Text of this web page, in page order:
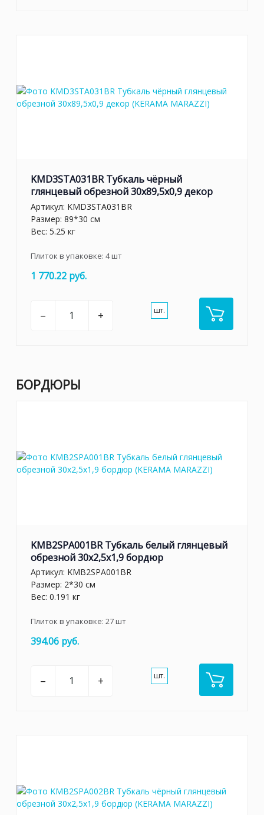
KMD3STA031BR Тубкаль чёрный
глянцевый обрезной 30x89,5x0,9 декор
Артикул: KMD3STA031BR
Размер: 89*30 см
Вес: 5.25 кг
Плиток в упаковке: 4шт
1 770.22 руб.
– + шт.
БОРДЮРЫ
KMB2SPA001BR Тубкаль белый глянцевый
обрезной 30x2,5x1,9 бордюр
Артикул: KMB2SPA001BR
Размер: 2*30 см
Вес: 0.191 кг
Плиток в упаковке: 27шт
394.06 руб.
– + шт.